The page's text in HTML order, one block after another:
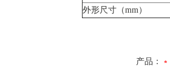
外形尺寸（mm）
产品：